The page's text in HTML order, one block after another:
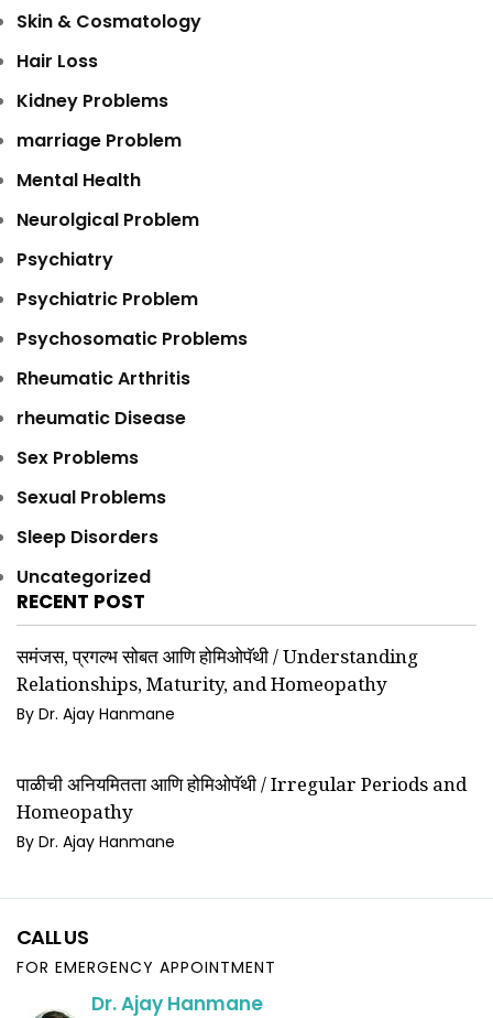
Skin & Cosmatology
Hair Loss
Kidney Problems
marriage Problem
Mental Health
Neurolgical Problem
Psychiatry
Psychiatric Problem
Psychosomatic Problems
Rheumatic Arthritis
rheumatic Disease
Sex Problems
Sexual Problems
Sleep Disorders
Uncategorized
RECENT POST
समंजस, प्रगल्भ सोबत आणि होमिओपॅथी / Understanding
Relationships, Maturity, and Homeopathy
By Dr. Ajay Hanmane
पाळीची अनियमितता आणि होमिओपॅथी / Irregular Periods and
Homeopathy
By Dr. Ajay Hanmane
CALL US
FOR EMERGENCY APPOINTMENT
Dr. Ajay Hanmane